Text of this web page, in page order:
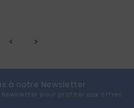
à notre Newsletter
pour profiter aux offres